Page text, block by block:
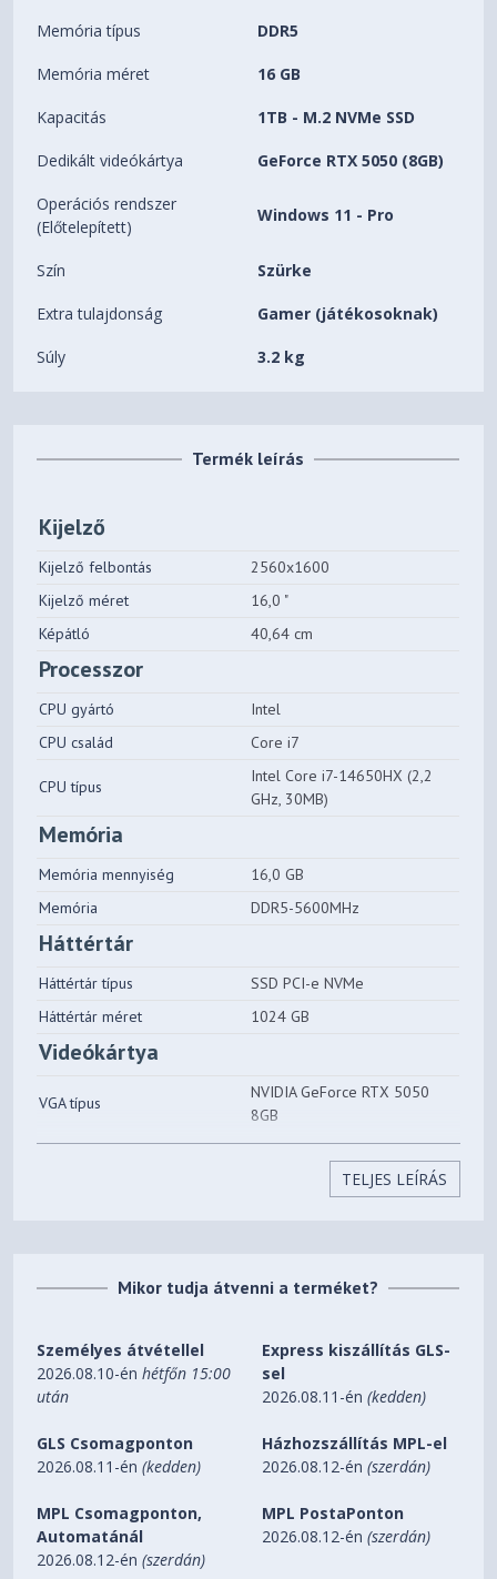
Memória típus DDR5
Memória méret 16 GB
Kapacitás 1TB - M.2 NVMe SSD
Dedikált videókártya GeForce RTX 5050 (8GB)
Operációs rendszer
(Előtelepített)
Windows 11 - Pro
Szín Szürke
Extra tulajdonság Gamer (játékosoknak)
Súly 3.2 kg
Termék leírás
Kijelző
Kijelző felbontás
2560x1600
Kijelző méret
16,0 "
Képátló
40,64 cm
Processzor
CPU gyártó
Intel
CPU család
Core i7
CPU típus
Intel Core i7-14650HX (2,2
GHz, 30MB)
Memória
Memória mennyiség
16,0 GB
Memória
DDR5-5600MHz
Háttértár
Háttértár típus
SSD PCI-e NVMe
Háttértár méret
1024 GB
Videókártya
VGA típus
NVIDIA GeForce RTX 5050
8GB
Chipset gyártó
NVIDIA
kapcsolat
Bluetooth
5.3
Operációs rendszer
Operációs rendszer Windows 11 Pro 64-bit
Csatlakozók
USB-C 3.2 Gen2
1 db
USB 3.2 Gen2
3 db
TELJES LEÍRÁS
Mikor tudja átvenni a terméket?
Személyes átvétellel
2026.08.10-énhétfőn 15:00
után
Express kiszállítás GLS-
sel
2026.08.11-én(kedden)
GLS Csomagponton
2026.08.11-én(kedden)
Házhozszállítás MPL-el
2026.08.12-én(szerdán)
MPL Csomagponton,
Automatánál
2026.08.12-én(szerdán)
MPL PostaPonton
2026.08.12-én(szerdán)